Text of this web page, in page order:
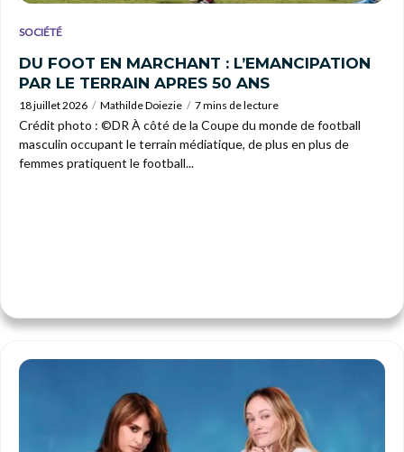
SOCIÉTÉ
DU FOOT EN MARCHANT : L’EMANCIPATION
PAR LE TERRAIN APRES 50 ANS
18 juillet 2026 Mathilde Doiezie 7 mins de lecture
Crédit photo : ©DR À côté de la Coupe du monde de football
masculin occupant le terrain médiatique, de plus en plus de
femmes pratiquent le football...